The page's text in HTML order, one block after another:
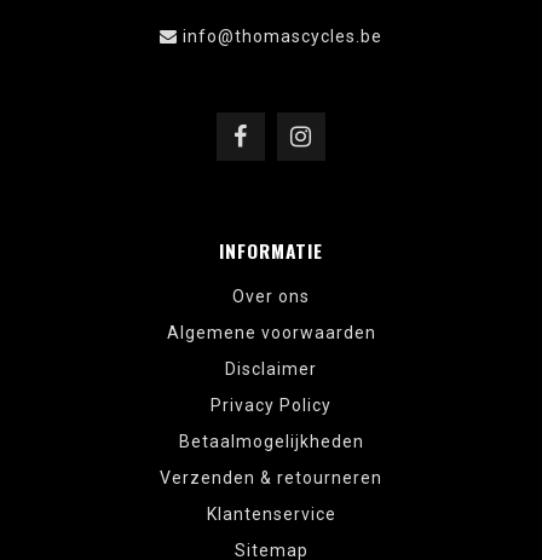
info@thomascycles.be
INFORMATIE
Over ons
Algemene voorwaarden
Disclaimer
Privacy Policy
Betaalmogelijkheden
Verzenden & retourneren
Klantenservice
Sitemap